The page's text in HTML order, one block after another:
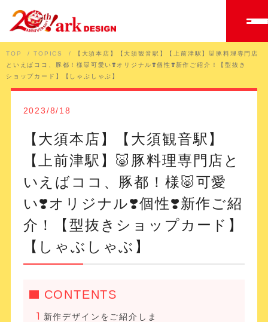
TOP TOPICS
【大須本店】【大須観音駅】【上前津駅】🐷豚料理専門店
といえばココ、豚都！様🐷可愛い❣️オリジナル❣️個性❣️新作ご紹介！【型抜き
ショップカード】【しゃぶしゃぶ】
2023/8/18
【大須本店】【大須観音駅】
【上前津駅】🐷豚料理専門店と
いえばココ、豚都！様🐷可愛
い❣️オリジナル❣️個性❣️新作ご紹
介！【型抜きショップカード】
【しゃぶしゃぶ】
CONTENTS
新作デザインをご紹介しま